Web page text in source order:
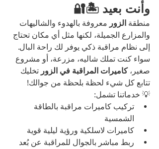
وأنت بعيد 🏝️🔐
منطقة الزور معروفة بالهدوء والشاليهات
والمزارع الجميلة، لكنها مثل أي مكان تحتاج
إلى نظام مراقبة ذكي يوفر لك راحة البال.
سواء كنت تملك شاليه، مزرعة، أو مشروع
صغير، كاميرات المراقبة في الزور تخليك
تتابع كل شيء لحظة بلحظة من جوالك!
💡 خدماتنا تشمل:
تركيب كاميرات مراقبة بالطاقة
الشمسية
كاميرات لاسلكية ورؤية ليلية قوية
ربط مباشر بالجوال للمراقبة عن بُعد